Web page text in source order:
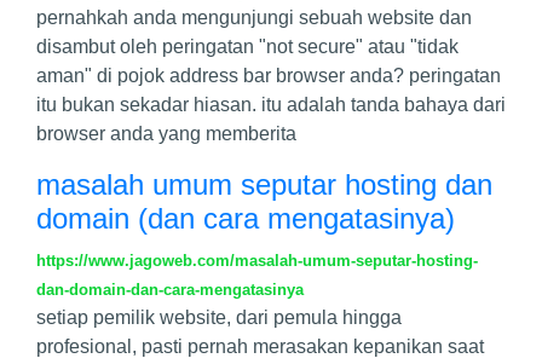
pernahkah anda mengunjungi sebuah website dan
disambut oleh peringatan "not secure" atau "tidak
aman" di pojok address bar browser anda? peringatan
itu bukan sekadar hiasan. itu adalah tanda bahaya dari
browser anda yang memberita
masalah umum seputar hosting dan
domain (dan cara mengatasinya)
https://www.jagoweb.com/masalah-umum-seputar-hosting-
dan-domain-dan-cara-mengatasinya
setiap pemilik website, dari pemula hingga
profesional, pasti pernah merasakan kepanikan saat